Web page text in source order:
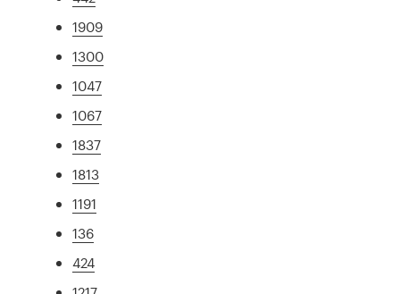
1909
1300
1047
1067
1837
1813
1191
136
424